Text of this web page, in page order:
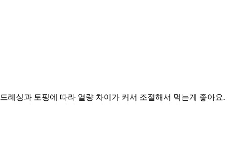
드레싱과 토핑에 따라 열량 차이가 커서 조절해서 먹는게 좋아요.